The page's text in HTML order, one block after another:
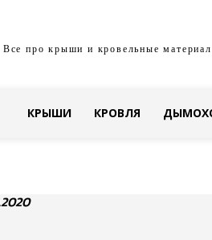
Все про крыши и кровельные
КРЫШИ КРОВЛЯ